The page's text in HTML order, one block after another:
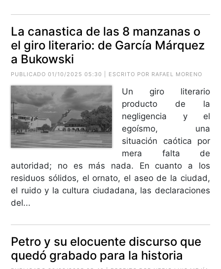
La canastica de las 8 manzanas o
el giro literario: de García Márquez
a Bukowski
PUBLICADO 01/10/2025 05:30 | ESCRITO POR RAFAEL MORENO
Un giro literario
producto de la
negligencia y el
egoísmo, una
situación caótica por
mera falta de
autoridad; no es más nada. En cuanto a los
residuos sólidos, el ornato, el aseo de la ciudad,
el ruido y la cultura ciudadana, las declaraciones
del...
Petro y su elocuente discurso que
quedó grabado para la historia